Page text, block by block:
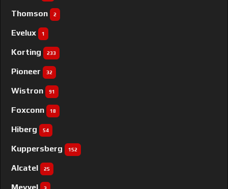
Thomson 2
Evelux 1
Korting 233
Pioneer 32
Wistron 91
Foxconn 18
Hiberg 54
Kuppersberg 152
Alcatel 25